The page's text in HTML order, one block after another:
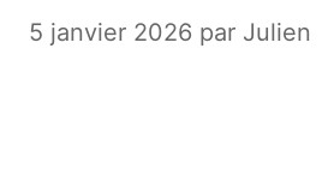
5 janvier 2026 par Julien